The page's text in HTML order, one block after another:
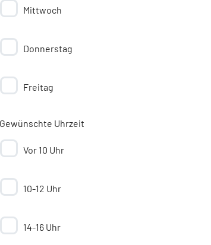
Mittwoch
Donnerstag
Freitag
Gewünschte Uhrzeit
Vor 10 Uhr
10-12 Uhr
14-16 Uhr